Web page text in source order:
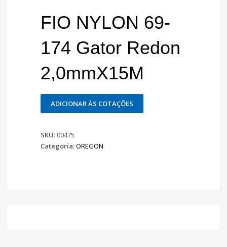
FIO NYLON 69-
174 Gator Redon
2,0mmX15M
ADICIONAR ÀS COTAÇÕES
SKU: 00475
Categoria:OREGON